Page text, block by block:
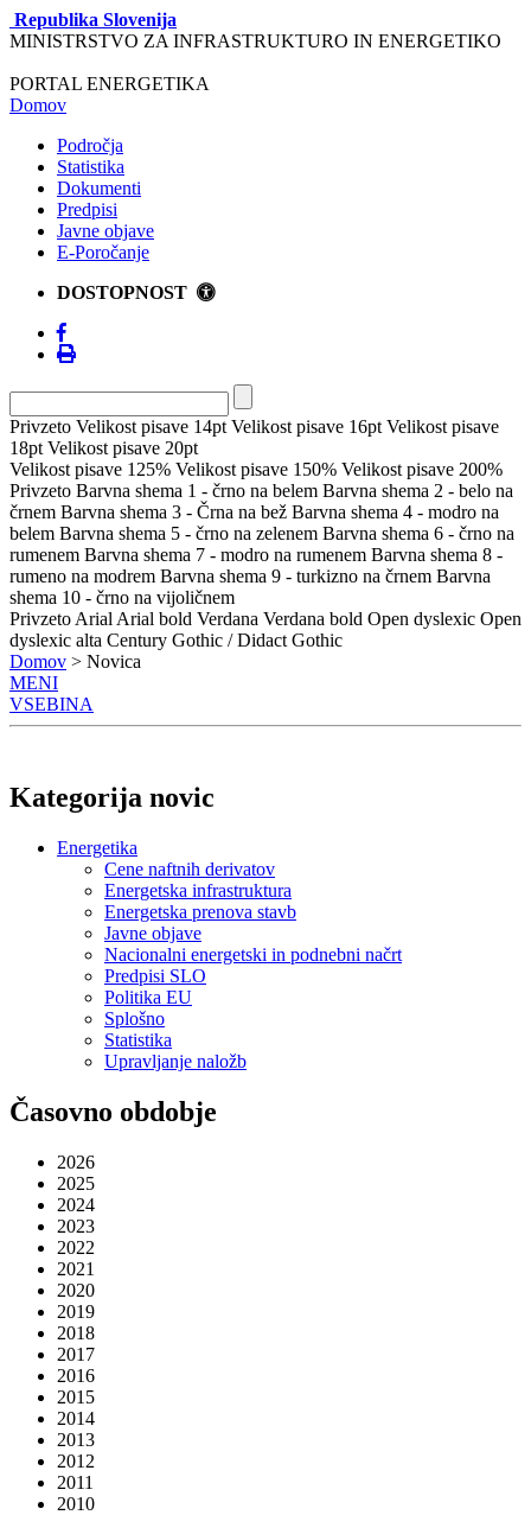
Republika Slovenija
MINISTRSTVO ZA INFRASTRUKTURO IN ENERGETIKO
PORTAL ENERGETIKA
Domov
Področja
Statistika
Dokumenti
Predpisi
Javne objave
E-Poročanje
DOSTOPNOST
Privzeto Velikost pisave 14pt Velikost pisave 16pt Velikost pisave
18pt Velikost pisave 20pt
Velikost pisave 125% Velikost pisave 150% Velikost pisave 200%
Privzeto Barvna shema 1 - črno na belem Barvna shema 2 - belo na
črnem Barvna shema 3 - Črna na bež Barvna shema 4 - modro na
belem Barvna shema 5 - črno na zelenem Barvna shema 6 - črno na
rumenem Barvna shema 7 - modro na rumenem Barvna shema 8 -
rumeno na modrem Barvna shema 9 - turkizno na črnem Barvna
shema 10 - črno na vijoličnem
Privzeto Arial Arial bold Verdana Verdana bold Open dyslexic Open
dyslexic alta Century Gothic / Didact Gothic
Domov > Novica
MENI
VSEBINA
Kategorija novic
Energetika
Cene naftnih derivatov
Energetska infrastruktura
Energetska prenova stavb
Javne objave
Nacionalni energetski in podnebni načrt
Predpisi SLO
Politika EU
Splošno
Statistika
Upravljanje naložb
Časovno obdobje
2026
2025
2024
2023
2022
2021
2020
2019
2018
2017
2016
2015
2014
2013
2012
2011
2010